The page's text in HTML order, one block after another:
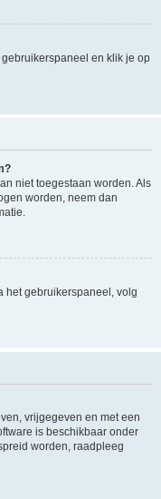
en klik je op
niet toegestaan worden. Als
worden, neem dan
het gebruikerspaneel, volg
vrijgegeven en met een
is beschikbaar onder
worden, raadpleeg